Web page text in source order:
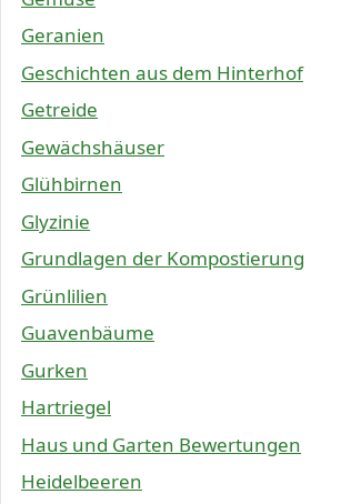
Geranien
Geschichten aus dem Hinterhof
Getreide
Gewächshäuser
Glühbirnen
Glyzinie
Grundlagen der Kompostierung
Grünlilien
Guavenbäume
Gurken
Hartriegel
Haus und Garten Bewertungen
Heidelbeeren